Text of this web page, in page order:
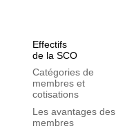
Effectifs
de la SCO
Catégories de
membres et
cotisations
Les avantages des
membres